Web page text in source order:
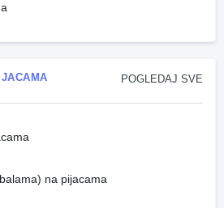
POGLEDAJ SVE
na pijacama